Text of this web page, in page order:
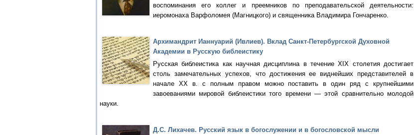
воспоминания его коллег и преемников по преподавательской деятельности:
иеромонаха Варфоломея (Магницкого) и священника Владимира Гончаренко.
Архимандрит Ианнуарий (Ивлиев). Вклад Санкт-Петербургской Духовной
Академии в Русскую библеистику
Русская библеистика как научная дисциплина в течение XIX столетия достигает
столь замечательных успехов, что достижения ее виднейших представителей в
начале XX в. с полным правом можно поставить в один ряд с крупнейшими
завоеваниями мировой библеистики того времени — этой сравнительно молодой
науки.
Д.С. Лихачев. Русский язык в богослужении и в богословской мысли